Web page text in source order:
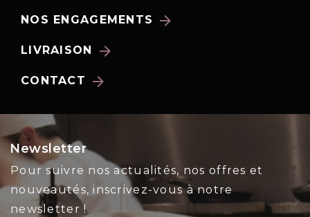
NOS ENGAGEMENTS arrow_forward
LIVRAISON arrow_forward
CONTACT arrow_forward
Newsletter
Pour suivre nos actualités, nos offres et
nouveautés, inscrivez-vous à notre
newsletter !